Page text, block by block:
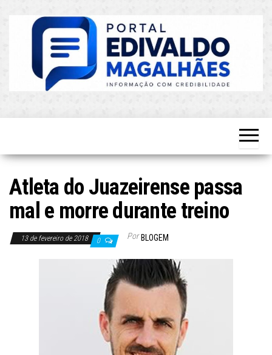
Atualizado!
Atleta do Juazeirense passa
mal e morre durante treino
13 de fevereiro de 2018 0 Por BLOGEM